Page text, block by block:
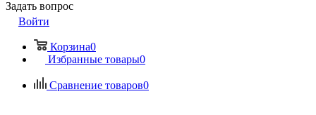
Задать вопрос
Войти
Корзина0
Избранные товары0
Сравнение товаров0